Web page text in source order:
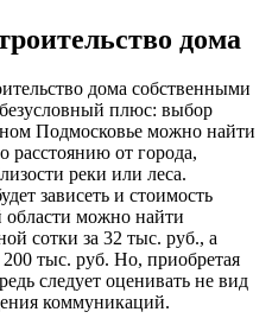
дома
дома собственными
плюс: выбор
Подмосковье можно найти
от города,
реки или леса.
зависеть и стоимость
области можно найти
сотки за 32 тыс. руб., а
тыс. руб. Но, приобретая
следует оценивать не вид
коммуникаций.